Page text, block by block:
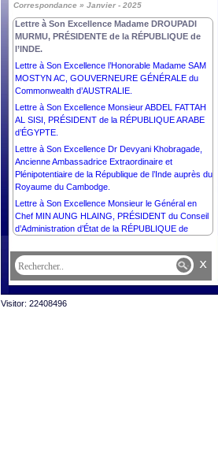
Correspondance » Janvier - 2025
DÉMOCRATIQUE SOCIALISTE de SRI LANKA.
Lettre à Son Excellence Madame DROUPADI
MURMU, PRÉSIDENTE de la RÉPUBLIQUE de
l’INDE.
Lettre à Son Excellence l’Honorable Madame SAM
MOSTYN AC, GOUVERNEURE GÉNÉRALE du
Commonwealth d’AUSTRALIE.
Lettre à Son Excellence Monsieur ABDEL FATTAH
AL SISI, PRÉSIDENT de la RÉPUBLIQUE ARABE
d’ÉGYPTE.
Lettre à Son Excellence Dr Devyani Khobragade,
Ancienne Ambassadrice Extraordinaire et
Plénipotentiaire de la République de l’Inde auprès du
Royaume du Cambodge.
Lettre à Son Excellence Monsieur le Général en
Chef MIN AUNG HLAING, PRÉSIDENT du Conseil
d’Administration d’État de la RÉPUBLIQUE de
Lettre à Son Excellence M. Dominique Barjot,
Secrétaire perpétuel de l’Académie des sciences
d’outre-mer.
Lettre à Son Excellence Monsieur NIKOS
x
Visitor: 22408496